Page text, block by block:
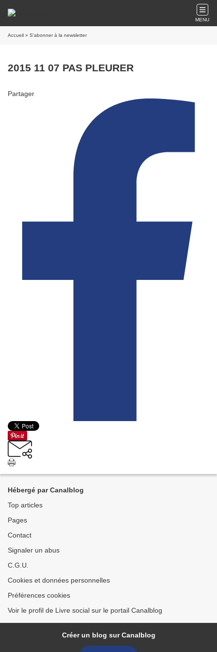
MENU
Accueil » S'abonner à la newsletter
2015 11 07 PAS PLEURER
Partager
Hébergé par Canalblog
Top articles
Pages
Contact
Signaler un abus
C.G.U.
Cookies et données personnelles
Préférences cookies
Voir le profil de Livre social sur le portail Canalblog
Créer un blog sur Canalblog